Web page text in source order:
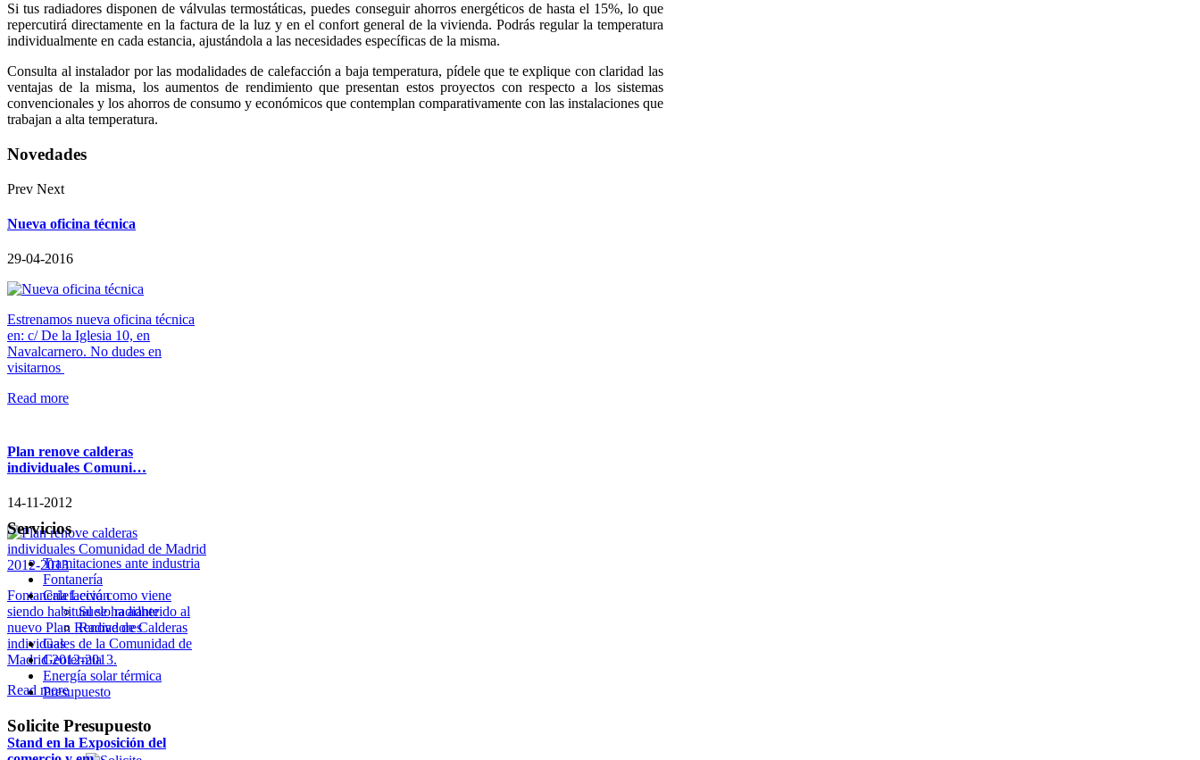
Si tus radiadores disponen de válvulas termostáticas, puedes conseguir ahorros energéticos de hasta el 15%, lo que
repercutirá directamente en la factura de la luz y en el confort general de la vivienda. Podrás regular la temperatura
individualmente en cada estancia, ajustándola a las necesidades específicas de la misma.
Consulta al instalador por las modalidades de calefacción a baja temperatura, pídele que te explique con claridad las
ventajas de la misma, los aumentos de rendimiento que presentan estos proyectos con respecto a los sistemas
convencionales y los ahorros de consumo y económicos que contemplan comparativamente con las instalaciones que
trabajan a alta temperatura.
Novedades
Prev Next
Nueva oficina técnica
29-04-2016
Estrenamos nueva oficina técnica
en: c/ De la Iglesia 10, en
Navalcarnero. No dudes en
visitarnos
Read more
Plan renove calderas
individuales Comuni…
14-11-2012
Fontaneria Leiva como viene
siendo habitual se ha adherido al
nuevo Plan Renove de Calderas
individuales de la Comunidad de
Madrid 2012-2013.
Read more
Stand en la Exposición del
Servicios
Tramitaciones ante industria
Fontanería
Calefacción
Suelo radiante
Radiadores
Gas
Geotermia
Energía solar térmica
Presupuesto
Solicite Presupuesto